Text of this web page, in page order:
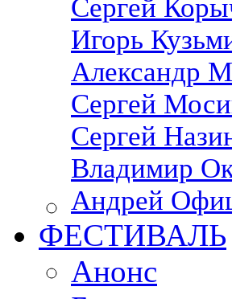
Сергей
Игорь
Александр
Сергей
Сергей
Владимир
Андрей
ФЕСТИВАЛЬ
Анонс